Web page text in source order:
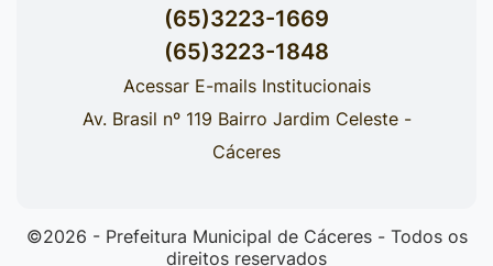
(65)3223-1669
(65)3223-1848
Acessar E-mails Institucionais
Av. Brasil nº 119 Bairro Jardim Celeste -
Cáceres
©2026 - Prefeitura Municipal de Cáceres - Todos os
direitos reservados